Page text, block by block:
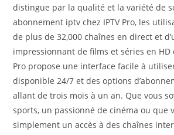
distingue par la qualité et la variété de
abonnement iptv chez IPTV Pro, les
de plus de 32,000 chaînes en direct et
impressionnant de films et séries en HD
Pro propose une interface facile à
disponible 24/7 et des options
allant de trois mois à un an. Que vous
sports, un passionné de cinéma ou que
simplement un accès à des chaînes